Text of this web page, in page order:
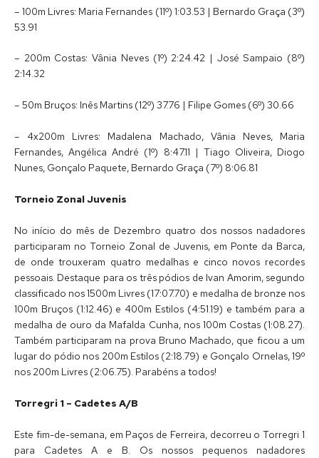
– 100m Livres: Maria Fernandes (11º) 1:03.53 | Bernardo Graça (3º)
53.91
– 200m Costas: Vânia Neves (1º) 2:24.42 | José Sampaio (8º)
2:14.32
– 50m Bruços: Inês Martins (12º) 37.76 | Filipe Gomes (6º) 30.66
– 4x200m Livres: Madalena Machado, Vânia Neves, Maria
Fernandes, Angélica André (1º) 8:47.11 | Tiago Oliveira, Diogo
Nunes, Gonçalo Paquete, Bernardo Graça (7º) 8:06.81
Torneio Zonal Juvenis
No início do mês de Dezembro quatro dos nossos nadadores
participaram no Torneio Zonal de Juvenis, em Ponte da Barca,
de onde trouxeram quatro medalhas e cinco novos recordes
pessoais. Destaque para os três pódios de Ivan Amorim, segundo
classificado nos 1500m Livres (17:07.70) e medalha de bronze nos
100m Bruços (1:12.46) e 400m Estilos (4:51.19) e também para a
medalha de ouro da Mafalda Cunha, nos 100m Costas (1:08.27).
Também participaram na prova Bruno Machado, que ficou a um
lugar do pódio nos 200m Estilos (2:18.79) e Gonçalo Ornelas, 19º
nos 200m Livres (2:06.75). Parabéns a todos!
Torregri 1 – Cadetes A/B
Este fim-de-semana, em Paços de Ferreira, decorreu o Torregri 1
para Cadetes A e B. Os nossos pequenos nadadores